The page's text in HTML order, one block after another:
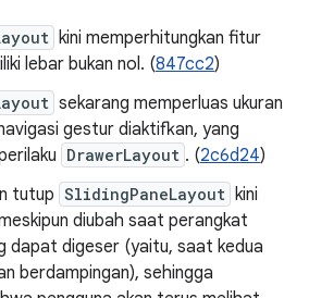
kini memperhitungkan fitur
lebar bukan nol. (847cc2)
sekarang memperluas ukuran
gestur diaktifkan, yang
DrawerLayout . (2c6d24)
tutup SlidingPaneLayout kini
diubah saat perangkat
dapat digeser (yaitu, saat kedua
berdampingan), sehingga